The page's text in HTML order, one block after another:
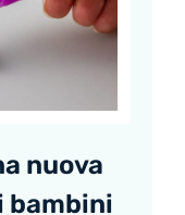
nuova
bambini